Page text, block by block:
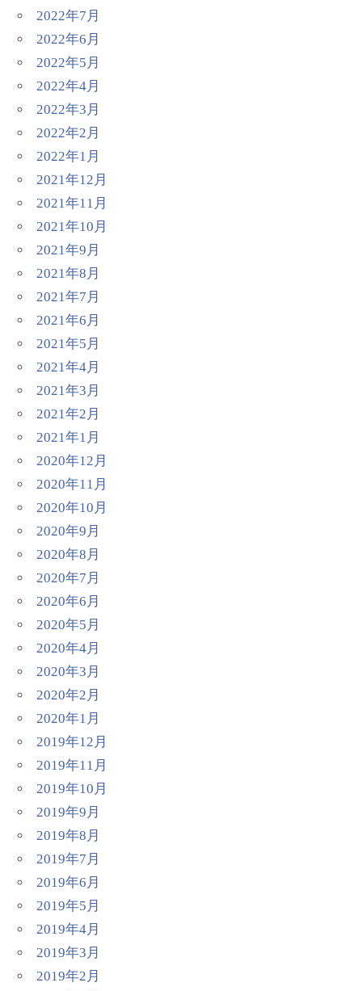
2022年7月
2022年6月
2022年5月
2022年4月
2022年3月
2022年2月
2022年1月
2021年12月
2021年11月
2021年10月
2021年9月
2021年8月
2021年7月
2021年6月
2021年5月
2021年4月
2021年3月
2021年2月
2021年1月
2020年12月
2020年11月
2020年10月
2020年9月
2020年8月
2020年7月
2020年6月
2020年5月
2020年4月
2020年3月
2020年2月
2020年1月
2019年12月
2019年11月
2019年10月
2019年9月
2019年8月
2019年7月
2019年6月
2019年5月
2019年4月
2019年3月
2019年2月